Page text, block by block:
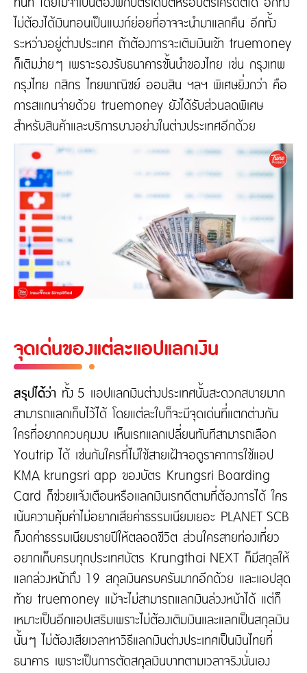
ไม่ต้องได้เงินทอนเป็นแบงก์ย่อยที่อาจจะนำมาแลกคืน อีกทั้ง
ระหว่างอยู่ต่างประเทศ ถ้าต้องการจะเติมเงินเข้า truemoney
ก็เติมง่ายๆ เพราะรองรับธนาคารชั้นนำของไทย เช่น กรุงเทพ
กรุงไทย กสิกร ไทยพาณิชย์ ออมสิน ฯลฯ พิเศษยิ่งกว่า คือ
การสแกนจ่ายด้วย truemoney ยังได้รับส่วนลดพิเศษ
สำหรับสินค้าและบริการบางอย่างในต่างประเทศอีกด้วย
จุดเด่นของแต่ละแอปแลกเงิน
สรุปได้ว่า ทั้ง 5 แอปแลกเงินต่างประเทศนั้นสะดวกสบายมาก
สามารถแลกเก็บไว้ได้ โดยแต่ละใบก็จะมีจุดเด่นที่แตกต่างกัน
ใครที่อยากควบคุมงบ เห็นเรทแลกเปลี่ยนทันทีสามารถเลือก
Youtrip ได้ เช่นกันใครที่ไม่ใช้สายเฝ้าจอดูราคาการใช้แอป
KMA krungsri app ของบัตร Krungsri Boarding
Card ก็ช่วยแจ้งเตือนหรือแลกเงินเรทดีตามที่ต้องการได้ ใคร
เน้นความคุ้มค่าไม่อยากเสียค่าธรรมเนียมเยอะ PLANET SCB
ก็งดค่าธรรมเนียมรายปีให้ตลอดชีวิต ส่วนใครสายท่องเที่ยว
อยากเก็บครบทุกประเทศบัตร Krungthai NEXT ก็มีสกุลให้
แลกล่วงหน้าถึง 19 สกุลเงินครบครันมากอีกด้วย และแอปสุด
ท้าย truemoney แม้จะไม่สามารถแลกเงินล่วงหน้าได้ แต่ก็
เหมาะเป็นอีกแอปเสริมเพราะไม่ต้องเติมเงินและแลกเป็นสกุลเงิน
นั้นๆ ไม่ต้องเสียเวลาหาวิธีแลกเงินต่างประเทศเป็นเงินไทยที่
ธนาคาร เพราะเป็นการตัดสกุลเงินบาทตามเวลาจริงนั่นเอง